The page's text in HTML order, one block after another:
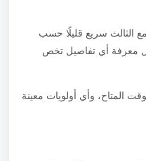
سريع قليلًا حسب
معرفة أي تفاصيل تخص
المتاح، وأي أولويات معينة